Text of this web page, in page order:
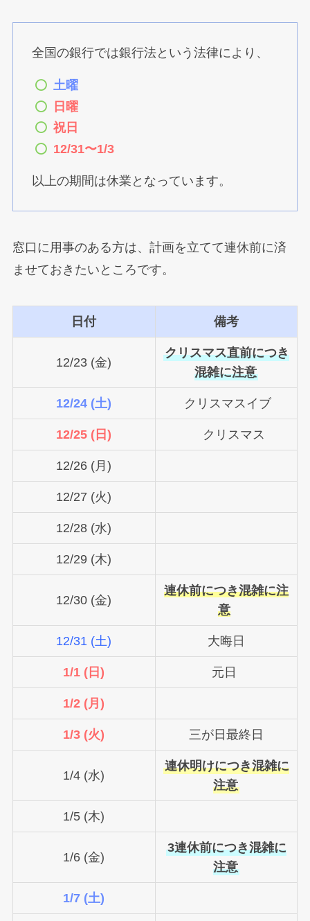
全国の銀行では銀行法という法律により、
土曜
日曜
祝日
12/31〜1/3
以上の期間は休業となっています。
窓口に用事のある方は、計画を立てて連休前に済
ませておきたいところです。
日付 備考
12/23 (金)
クリスマス直前につき
混雑に注意
12/24 (土) クリスマスイブ
12/25 (日) クリスマス
12/26 (月)
12/27 (火)
12/28 (水)
12/29 (木)
12/30 (金)
連休前につき混雑に注
意
12/31 (土) 大晦日
1/1 (日) 元日
1/2 (月)
1/3 (火) 三が日最終日
1/4 (水)
連休明けにつき混雑に
注意
1/5 (木)
1/6 (金)
3連休前につき混雑に
注意
1/7 (土)